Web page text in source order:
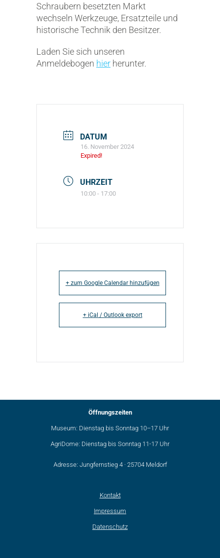
Schraubern besetzten Markt
wechseln Werkzeuge, Ersatzteile und
historische Technik den Besitzer.
Laden Sie sich unseren
Anmeldebogen hier herunter.
DATUM
16. November 2024
Expired!
UHRZEIT
10:00 - 17:00
+ zum Google Calendar hinzufügen
+ iCal / Outlook export
Öffnungszeiten
Museum: Dienstag bis Sonntag 10–17 Uhr
AgriDome: Dienstag bis Sonntag 11-17 Uhr
Adresse: Jungfernstieg 4 · 25704 Meldorf
Kontakt
Impressum
Datenschutz